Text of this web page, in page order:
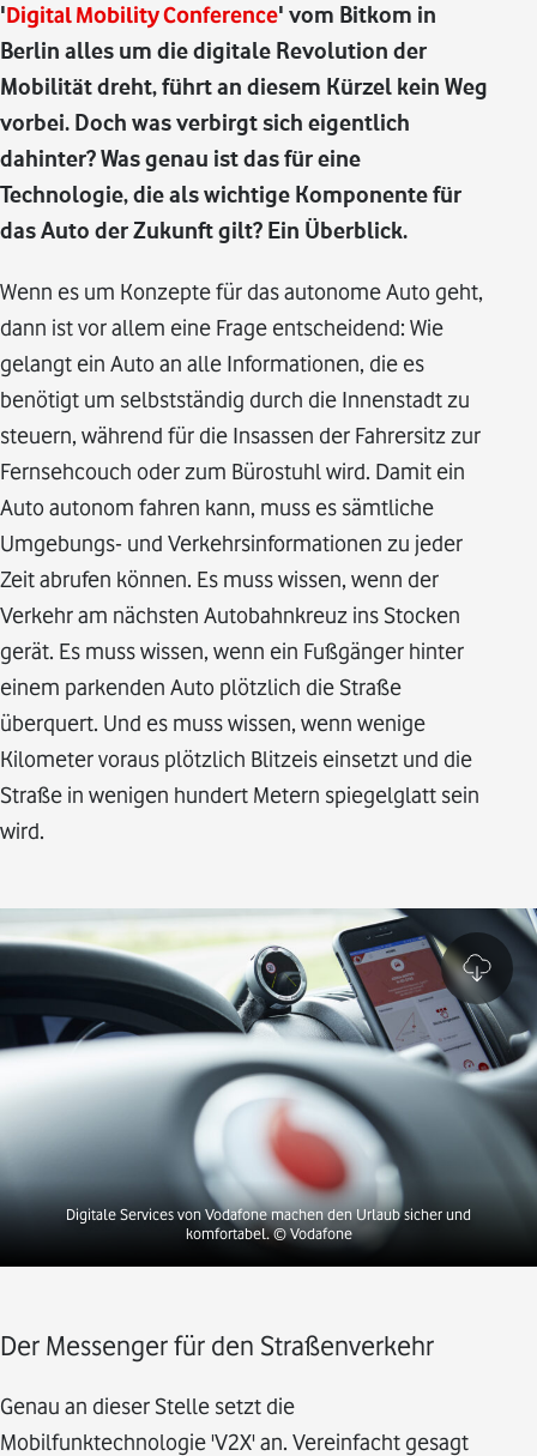
'Digital Mobility Conference' vom Bitkom in
Berlin alles um die digitale Revolution der
Mobilität dreht, führt an diesem Kürzel kein Weg
vorbei. Doch was verbirgt sich eigentlich
dahinter? Was genau ist das für eine
Technologie, die als wichtige Komponente für
das Auto der Zukunft gilt? Ein Überblick.
Wenn es um Konzepte für das autonome Auto geht,
dann ist vor allem eine Frage entscheidend: Wie
gelangt ein Auto an alle Informationen, die es
benötigt um selbstständig durch die Innenstadt zu
steuern, während für die Insassen der Fahrersitz zur
Fernsehcouch oder zum Bürostuhl wird. Damit ein
Auto autonom fahren kann, muss es sämtliche
Umgebungs- und Verkehrsinformationen zu jeder
Zeit abrufen können. Es muss wissen, wenn der
Verkehr am nächsten Autobahnkreuz ins Stocken
gerät. Es muss wissen, wenn ein Fußgänger hinter
einem parkenden Auto plötzlich die Straße
überquert. Und es muss wissen, wenn wenige
Kilometer voraus plötzlich Blitzeis einsetzt und die
Straße in wenigen hundert Metern spiegelglatt sein
wird.
Digitale Services von Vodafone machen den Urlaub sicher und
komfortabel. © Vodafone
Der Messenger für den Straßenverkehr
Genau an dieser Stelle setzt die
Mobilfunktechnologie 'V2X' an. Vereinfacht gesagt